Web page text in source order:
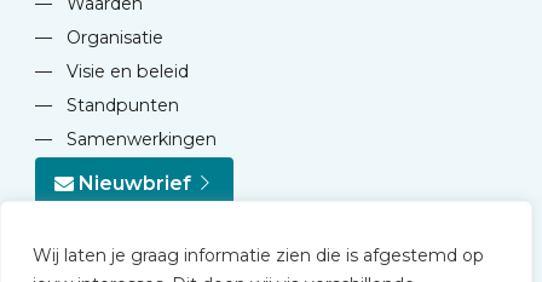
Wij laten je graag informatie zien die is afgestemd op
—
Organisatie
—
Visie en beleid
—
Standpunten
—
Samenwerkingen
Nieuwbrief